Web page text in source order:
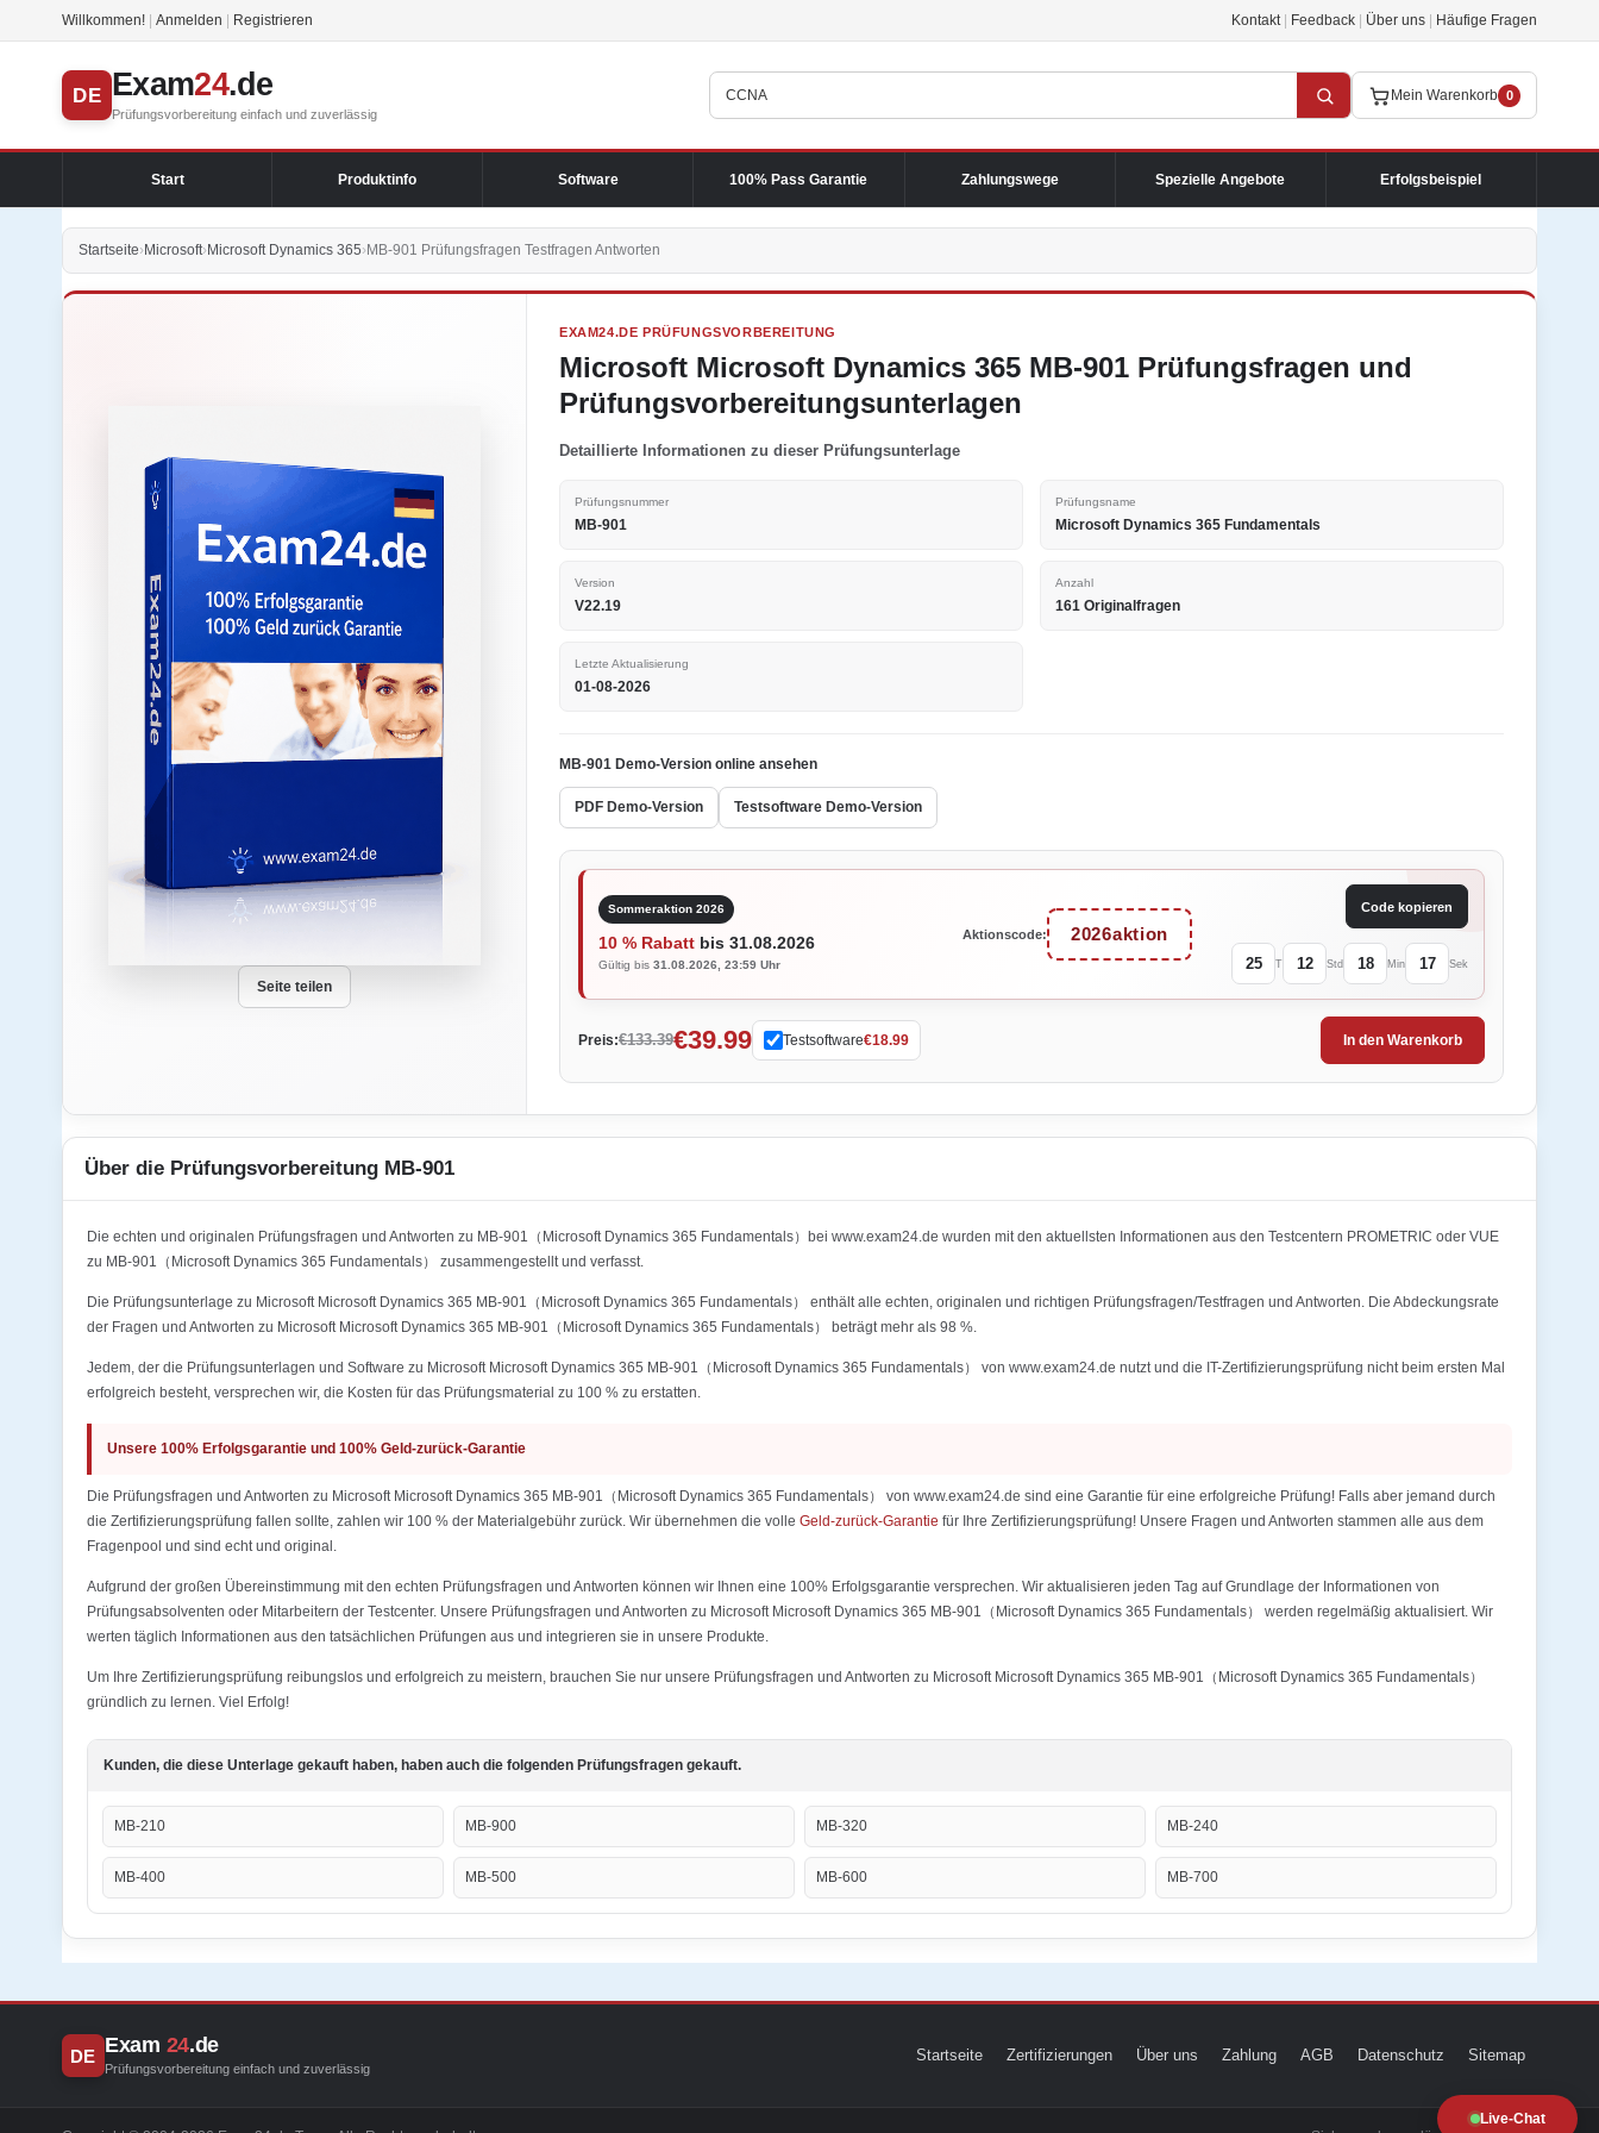
Willkommen! Anmelden Registrieren Kontakt Feedback Über uns Häufige Fragen
DE Exam24.de
Prüfungsvorbereitung einfach und zuverlässig
Mein Warenkorb 0
Start Produktinfo Software 100% Pass Garantie Zahlungswege Spezielle Angebote Erfolgsbeispiel
Live-Chat
Startseite›Microsoft›Microsoft Dynamics 365›MB-901 Prüfungsfragen Testfragen Antworten
Seite teilen
EXAM24.DE PRÜFUNGSVORBEREITUNG
Microsoft Microsoft Dynamics 365 MB-901 Prüfungsfragen und
Prüfungsvorbereitungsunterlagen
Detaillierte Informationen zu dieser Prüfungsunterlage
Prüfungsnummer
MB-901
Prüfungsname
Microsoft Dynamics 365 Fundamentals
Version
V22.19
Anzahl
161 Originalfragen
Letzte Aktualisierung
01-08-2026
MB-901 Demo-Version online ansehen
PDF Demo-Version Testsoftware Demo-Version
Sommeraktion 2026
10 % Rabatt bis 31.08.2026
Gültig bis 31.08.2026, 23:59 Uhr
Aktionscode: 2026aktion
Code kopieren
25 T 12 Std 18 Min 17 Sek
Preis:€133.39€39.99 Testsoftware€18.99 In den Warenkorb
Über die Prüfungsvorbereitung MB-901
Die echten und originalen Prüfungsfragen und Antworten zu MB-901（Microsoft Dynamics 365 Fundamentals）bei www.exam24.de wurden mit den aktuellsten Informationen aus den Testcentern PROMETRIC oder VUE
zu MB-901（Microsoft Dynamics 365 Fundamentals） zusammengestellt und verfasst.
Die Prüfungsunterlage zu Microsoft Microsoft Dynamics 365 MB-901（Microsoft Dynamics 365 Fundamentals） enthält alle echten, originalen und richtigen Prüfungsfragen/Testfragen und Antworten. Die Abdeckungsrate
der Fragen und Antworten zu Microsoft Microsoft Dynamics 365 MB-901（Microsoft Dynamics 365 Fundamentals） beträgt mehr als 98 %.
Jedem, der die Prüfungsunterlagen und Software zu Microsoft Microsoft Dynamics 365 MB-901（Microsoft Dynamics 365 Fundamentals） von www.exam24.de nutzt und die IT-Zertifizierungsprüfung nicht beim ersten Mal
erfolgreich besteht, versprechen wir, die Kosten für das Prüfungsmaterial zu 100 % zu erstatten.
Unsere 100% Erfolgsgarantie und 100% Geld-zurück-Garantie
Die Prüfungsfragen und Antworten zu Microsoft Microsoft Dynamics 365 MB-901（Microsoft Dynamics 365 Fundamentals） von www.exam24.de sind eine Garantie für eine erfolgreiche Prüfung! Falls aber jemand durch
die Zertifizierungsprüfung fallen sollte, zahlen wir 100 % der Materialgebühr zurück. Wir übernehmen die volle Geld-zurück-Garantie für Ihre Zertifizierungsprüfung! Unsere Fragen und Antworten stammen alle aus dem
Fragenpool und sind echt und original.
Aufgrund der großen Übereinstimmung mit den echten Prüfungsfragen und Antworten können wir Ihnen eine 100% Erfolgsgarantie versprechen. Wir aktualisieren jeden Tag auf Grundlage der Informationen von
Prüfungsabsolventen oder Mitarbeitern der Testcenter. Unsere Prüfungsfragen und Antworten zu Microsoft Microsoft Dynamics 365 MB-901（Microsoft Dynamics 365 Fundamentals） werden regelmäßig aktualisiert. Wir
werten täglich Informationen aus den tatsächlichen Prüfungen aus und integrieren sie in unsere Produkte.
Um Ihre Zertifizierungsprüfung reibungslos und erfolgreich zu meistern, brauchen Sie nur unsere Prüfungsfragen und Antworten zu Microsoft Microsoft Dynamics 365 MB-901（Microsoft Dynamics 365 Fundamentals）
gründlich zu lernen. Viel Erfolg!
Kunden, die diese Unterlage gekauft haben, haben auch die folgenden Prüfungsfragen gekauft.
MB-210 MB-900 MB-320 MB-240
MB-400 MB-500 MB-600 MB-700
DE Exam 24.de
Prüfungsvorbereitung einfach und zuverlässig
Startseite Zertifizierungen Über uns Zahlung AGB Datenschutz Sitemap